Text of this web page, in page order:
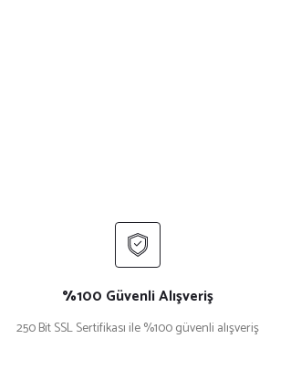
%100 Güvenli Alışveriş
250 Bit SSL Sertifikası ile %100 güvenli alışveriş